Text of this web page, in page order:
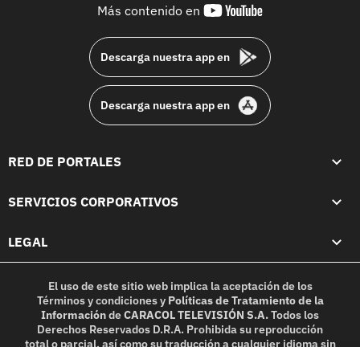
Más contenido en
youtube-
Descarga nuestra app en
Descarga nuestra app en
RED DE PORTALES
SERVICIOS CORPORATIVOS
LEGAL
El uso de este sitio web implica la aceptación de los
Términos y condicionesy Políticas de Tratamiento de la
InformacióndeCARACOL TELEVISIÓN S.A.Todos los
Derechos Reservados D.R.A. Prohibida su reproducción
total o parcial, así como su traducción a cualquier idioma sin